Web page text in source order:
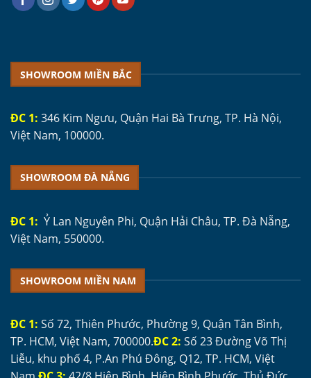
SHOWROOM MIỀN BẮC
ĐC 1: 346 Kim Ngưu, Quận Hai Bà Trưng, TP. Hà Nội,
Việt Nam, 100000.
SHOWROOM ĐÀ NẴNG
ĐC 1: Ỷ Lan Nguyên Phi, Quận Hải Châu, TP. Đà Nẵng,
Việt Nam, 550000.
SHOWROOM MIỀN NAM
ĐC 1: Số 72, Thiên Phước, Phường 9, Quận Tân Bình,
TP. HCM, Việt Nam, 700000.ĐC 2: Số 23 Đường Võ Thị
Liễu, khu phố 4, P.An Phú Đông, Q12, TP. HCM, Việt